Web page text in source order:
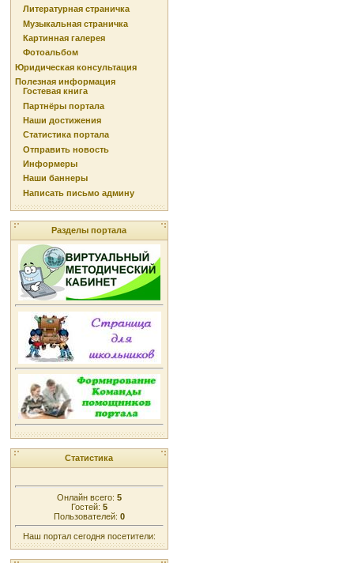
Литературная страничка
Музыкальная страничка
Картинная галерея
Фотоальбом
Юридическая консультация
Полезная информация
Гостевая книга
Партнёры портала
Наши достижения
Статистика портала
Отправить новость
Информеры
Наши баннеры
Написать письмо админу
Разделы портала
Статистика
Онлайн всего: 5
Гостей: 5
Пользователей: 0
Наш портал сегодня посетители: